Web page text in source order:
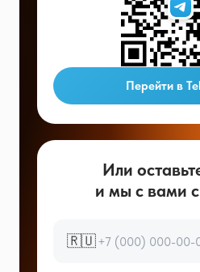
Перейти в
Или
и мы с вами
🇷🇺